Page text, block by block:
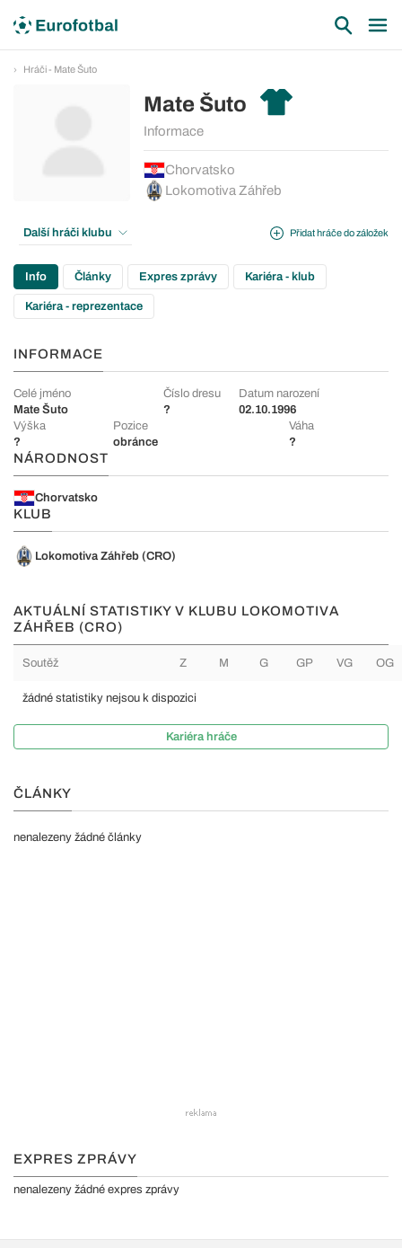
Hráči - Mate Šuto
Mate Šuto
Informace
Chorvatsko
Lokomotiva Záhřeb
Přidat hráče do záložek
Další hráči klubu
Info Články Expres zprávy Kariéra - klub
Kariéra - reprezentace
INFORMACE
Celé jméno
Mate Šuto
Číslo dresu
?
Datum narození
02.10.1996
Výška
?
Pozice
obránce
Váha
?
NÁRODNOST
Chorvatsko
KLUB
Lokomotiva Záhřeb (CRO)
AKTUÁLNÍ STATISTIKY V KLUBU LOKOMOTIVA
ZÁHŘEB (CRO)
Soutěž Z M G GP VG OG
žádné statistiky nejsou k dispozici
Kariéra hráče
ČLÁNKY
nenalezeny žádné články
EXPRES ZPRÁVY
nenalezeny žádné expres zprávy